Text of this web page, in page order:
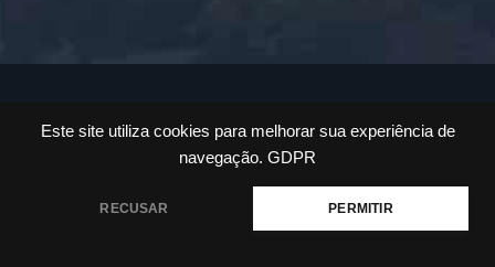
Este site utiliza cookies para melhorar sua experiência de
navegação. GDPR
RECUSAR PERMITIR
reservados.